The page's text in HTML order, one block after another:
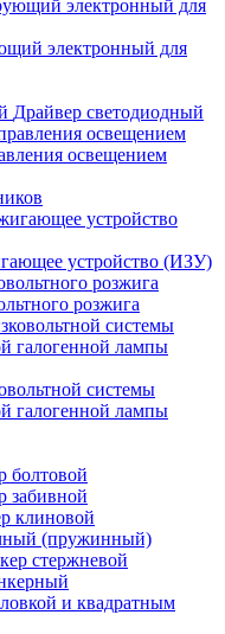
электронный для
Драйвер светодиодный
освещением
устройство (ИЗУ)
розжига
системы
галогенной лампы
болтовой
забивной
клиновой
(пружинный)
стержневой